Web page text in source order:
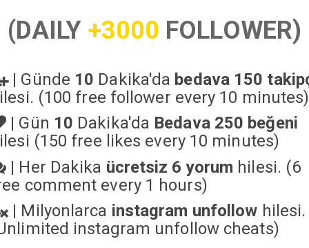
(DAILY +3000 FOLLOWER)
| Günde 10 Dakika'da bedava 150
(100 free follower every 10 minutes)
| Gün 10 Dakika'da Bedava 250 beğeni
(150 free likes every 10 minutes)
| Her Dakika ücretsiz 6 yorum hilesi. (6
comment every 1 hours)
| Milyonlarca instagram unfollow hilesi.
instagram unfollow cheats)